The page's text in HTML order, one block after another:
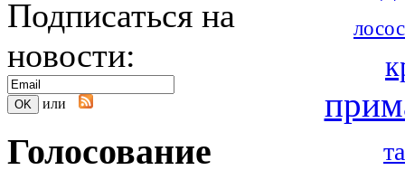
Подписаться на
новости:
или
Голосование